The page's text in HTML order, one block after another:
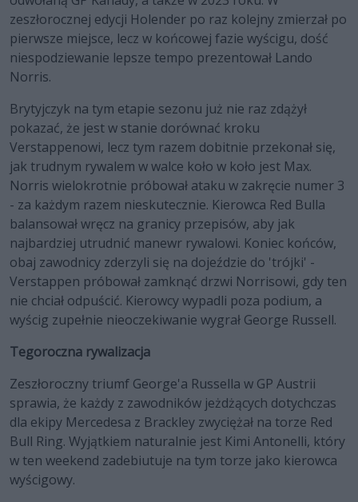
zeszłorocznej edycji Holender po raz kolejny zmierzał po
pierwsze miejsce, lecz w końcowej fazie wyścigu, dość
niespodziewanie lepsze tempo prezentował Lando
Norris.
Brytyjczyk na tym etapie sezonu już nie raz zdążył
pokazać, że jest w stanie dorównać kroku
Verstappenowi, lecz tym razem dobitnie przekonał się,
jak trudnym rywalem w walce koło w koło jest Max.
Norris wielokrotnie próbował ataku w zakręcie numer 3
- za każdym razem nieskutecznie. Kierowca Red Bulla
balansował wręcz na granicy przepisów, aby jak
najbardziej utrudnić manewr rywalowi. Koniec końców,
obaj zawodnicy zderzyli się na dojeździe do 'trójki' -
Verstappen próbował zamknąć drzwi Norrisowi, gdy ten
nie chciał odpuścić. Kierowcy wypadli poza podium, a
wyścig zupełnie nieoczekiwanie wygrał George Russell.
Tegoroczna rywalizacja
Zeszłoroczny triumf George'a Russella w GP Austrii
sprawia, że każdy z zawodników jeżdżących dotychczas
dla ekipy Mercedesa z Brackley zwyciężał na torze Red
Bull Ring. Wyjątkiem naturalnie jest Kimi Antonelli, który
w ten weekend zadebiutuje na tym torze jako kierowca
wyścigowy.